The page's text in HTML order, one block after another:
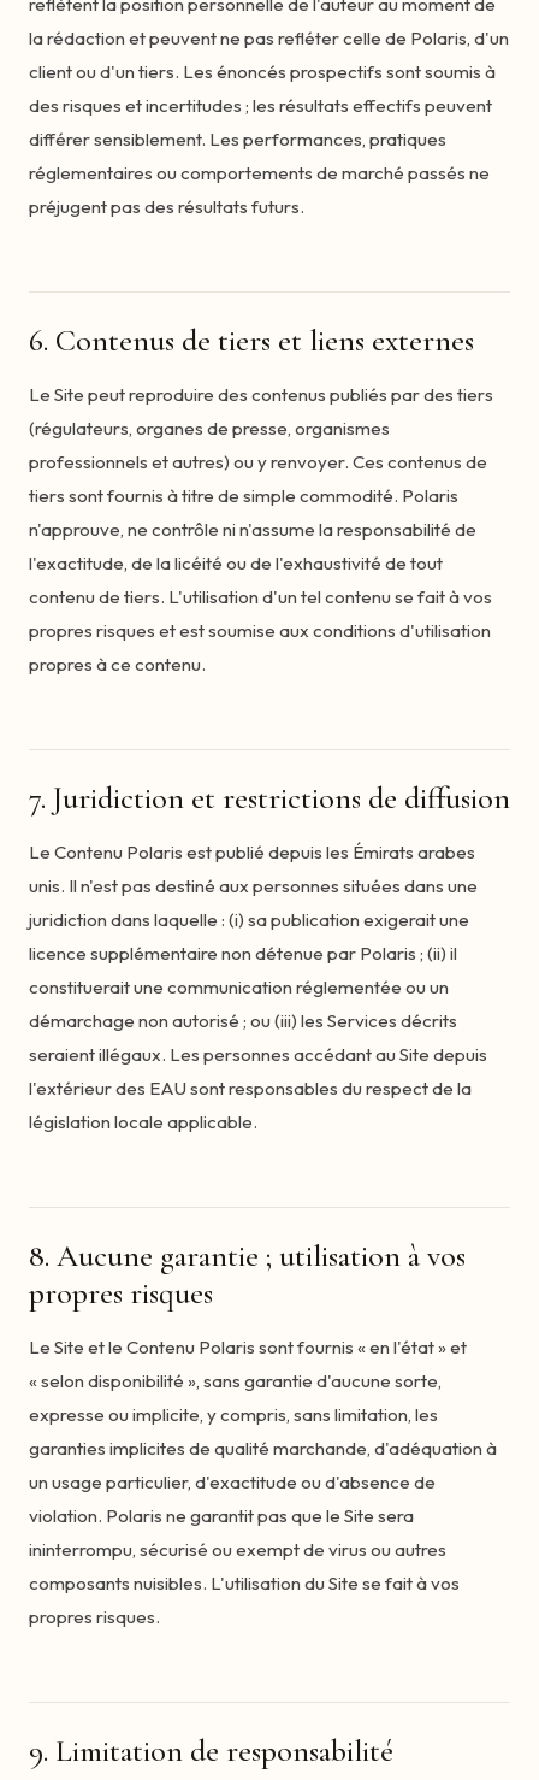
la rédaction et peuvent ne pas refléter celle de Polaris, d'un
client ou d'un tiers. Les énoncés prospectifs sont soumis à
des risques et incertitudes ; les résultats effectifs peuvent
différer sensiblement. Les performances, pratiques
réglementaires ou comportements de marché passés ne
préjugent pas des résultats futurs.
6. Contenus de tiers et liens externes
Le Site peut reproduire des contenus publiés par des tiers
(régulateurs, organes de presse, organismes
professionnels et autres) ou y renvoyer. Ces contenus de
tiers sont fournis à titre de simple commodité. Polaris
n'approuve, ne contrôle ni n'assume la responsabilité de
l'exactitude, de la licéité ou de l'exhaustivité de tout
contenu de tiers. L'utilisation d'un tel contenu se fait à vos
propres risques et est soumise aux conditions d'utilisation
propres à ce contenu.
7. Juridiction et restrictions de diffusion
Le Contenu Polaris est publié depuis les Émirats arabes
unis. Il n'est pas destiné aux personnes situées dans une
juridiction dans laquelle : (i) sa publication exigerait une
licence supplémentaire non détenue par Polaris ; (ii) il
constituerait une communication réglementée ou un
démarchage non autorisé ; ou (iii) les Services décrits
seraient illégaux. Les personnes accédant au Site depuis
l'extérieur des EAU sont responsables du respect de la
législation locale applicable.
8. Aucune garantie ; utilisation à vos
propres risques
Le Site et le Contenu Polaris sont fournis « en l'état » et
« selon disponibilité », sans garantie d'aucune sorte,
expresse ou implicite, y compris, sans limitation, les
garanties implicites de qualité marchande, d'adéquation à
un usage particulier, d'exactitude ou d'absence de
violation. Polaris ne garantit pas que le Site sera
ininterrompu, sécurisé ou exempt de virus ou autres
composants nuisibles. L'utilisation du Site se fait à vos
propres risques.
9. Limitation de responsabilité